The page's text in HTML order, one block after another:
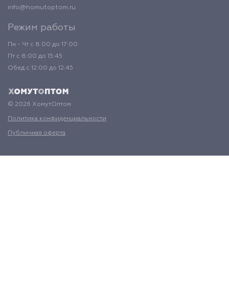
info@homutoptom.ru
Режим работы
Пн - Чт с 8:00 до 17:00
Пт с 8:00 до 15:45
Обед с 12:00 до 12:45
© 2026 ХомутОптом
Политика конфиденциальности
Публичная оферта